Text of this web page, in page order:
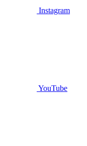
Instagram
YouTube